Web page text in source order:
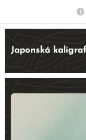
Japonská